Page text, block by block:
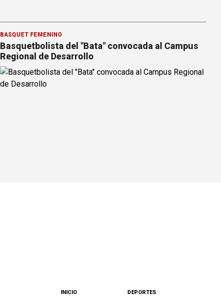
BÁSQUET FEMENINO
Basquetbolista del "Bata" convocada al Campus
Regional de Desarrollo
INICIO DEPORTES